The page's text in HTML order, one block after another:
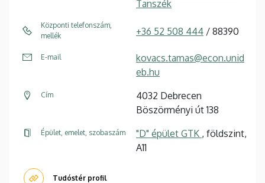
Tanszék
Központi telefonszám,
mellék
+36 52 508 444 / 88390
E-mail
kovacs.tamas@econ.unid
eb.hu
Cím
4032 Debrecen
Böszörményi út 138
Épület, emelet, szobaszám "D" épület GTK , földszint,
A11
Tudóstér profil